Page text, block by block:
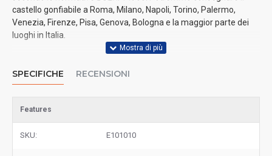
castello gonfiabile a Roma, Milano, Napoli, Torino, Palermo,
Venezia, Firenze, Pisa, Genova, Bologna e la maggior parte dei
luoghi in Italia.
SPECIFICHE RECENSIONI
Features
SKU: E101010